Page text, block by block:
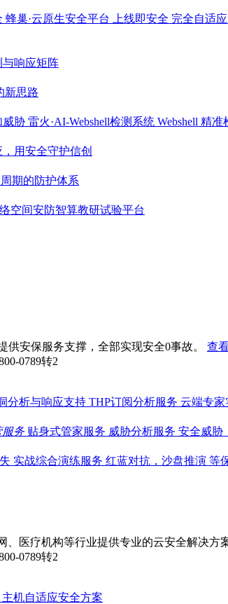
蜂巢·云原生安全平台 上线即安全 完全自适应
响应矩阵
新思路
威胁 雷火·AI-Webshell检测系统 Webshell 精
用安全守护信创
期的防护体系
空间安防智算教研试验平台
供安保服务支撑，全部实现安全0事故。 查
0789转2
分析与响应支持 THP订阅分析服务 云端专家
服务 贴身式管家服务 威胁分析服务 安全威胁
实战综合演练服务 红蓝对抗，沙盘推演 等
医疗机构等行业提供专业的云安全解决方案
0789转2
主机自适应安全方案